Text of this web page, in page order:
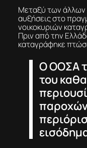
Μεταξύ των
αυξήσεις στο
νοικοκυριών
Πριν από την
καταγράφηκε
Ο ΟΟΣΑ
του